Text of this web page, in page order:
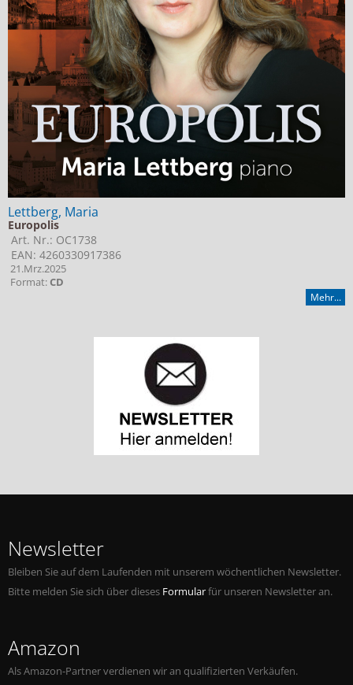
Jobs bei Naxos
Naxos Deutschland Blog
Naxos weltweit
Lettberg, Maria
Europolis
Art. Nr.: OC1738
EAN: 4260330917386
21.Mrz.2025
Format:CD
Mehr...
Newsletter
Bleiben Sie auf dem Laufenden mit unserem wöchentlichen Newsletter.
Bitte melden Sie sich über dieses Formularfür unseren Newsletter an.
Amazon
Als Amazon-Partner verdienen wir an qualifizierten Verkäufen.